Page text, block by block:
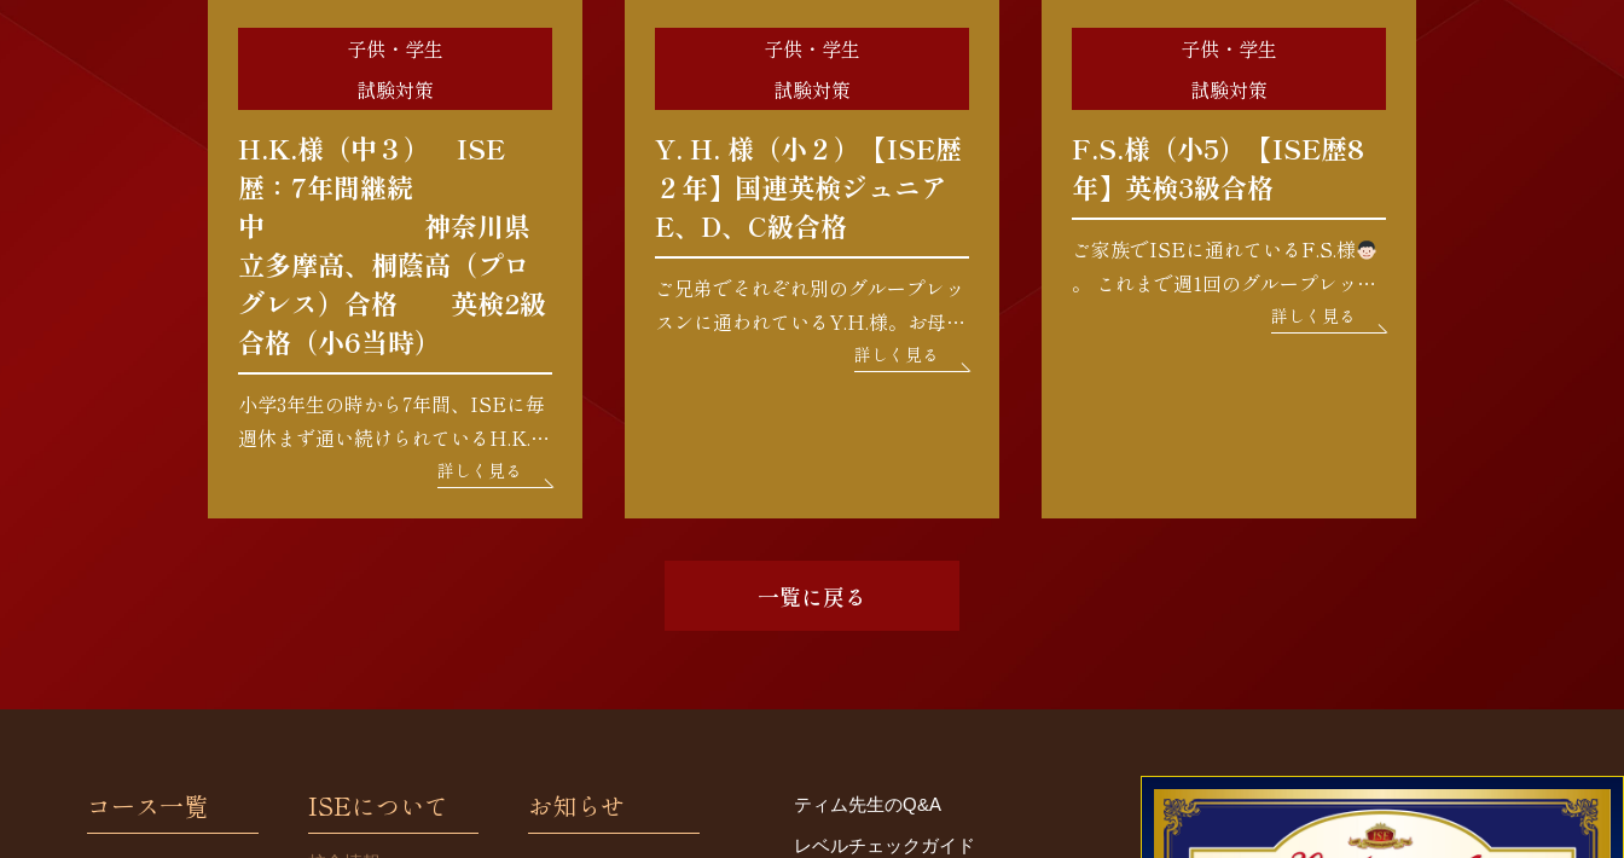
子供・学生
試験対策
H.K.様（中３） ISE
歴：7年間継続
中 神奈川県
立多摩高、桐蔭高（プロ
グレス）合格 英検2級
合格（小6当時）
小学3年生の時から7年間、ISEに毎
週休まず通い続けられているH.K.
様。最初はグループレッスンからス
詳しく見る
子供・学生
試験対策
Y. H. 様（小２）【ISE歴
２年】国連英検ジュニア
E、D、C級合格
ご兄弟でそれぞれ別のグループレッ
スンに通われているY.H.様。お母様
の温かいサポートのもと、クラスメ
詳しく見る
子供・学生
試験対策
F.S.様（小5）【ISE歴8
年】英検3級合格
ご家族でISEに通れているF.S.様
。 これまで週1回のグループレッス
ンに加え、毎週土曜日にはお父様と
詳しく見る
一覧に戻る
コース一覧 ISEについて お知らせ
ティム先生のQ&A
レベルチェックガイド